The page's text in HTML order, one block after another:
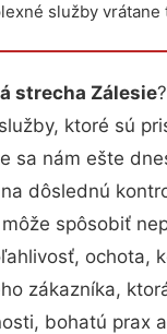
služby
strecha Zálesie
ktoré sú
sa nám ešte
dôslednú
spôsobiť
ochota,
zákazníka,
bohatú prax